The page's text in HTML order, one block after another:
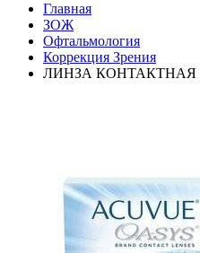
Главная
ЗОЖ
Офтальмология
Коррекция Зрения
ЛИНЗА КОНТАКТНАЯ